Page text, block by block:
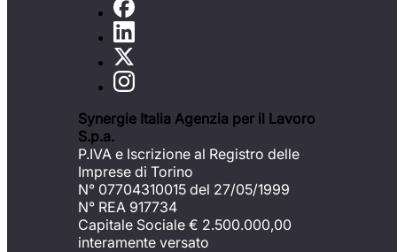
Synergie Italia Agenzia per il Lavoro
S.p.a.
P.IVA e Iscrizione al Registro delle
Imprese di Torino
N° 07704310015 del 27/05/1999
N° REA 917734
Capitale Sociale € 2.500.000,00
interamente versato